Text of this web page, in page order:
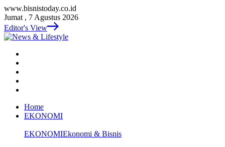
www.bisnistoday.co.id
Jumat , 7 Agustus 2026
Editor's View
Home
EKONOMI
EKONOMIEkonomi & Bisnis